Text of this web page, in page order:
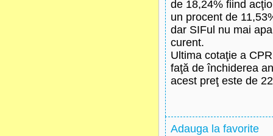
de 18,24% fiind
un procent de
dar SIFul nu mai
curent.
Ultima cotaţie a
faţă de închiderea
acest preţ este de
Adauga la favorite